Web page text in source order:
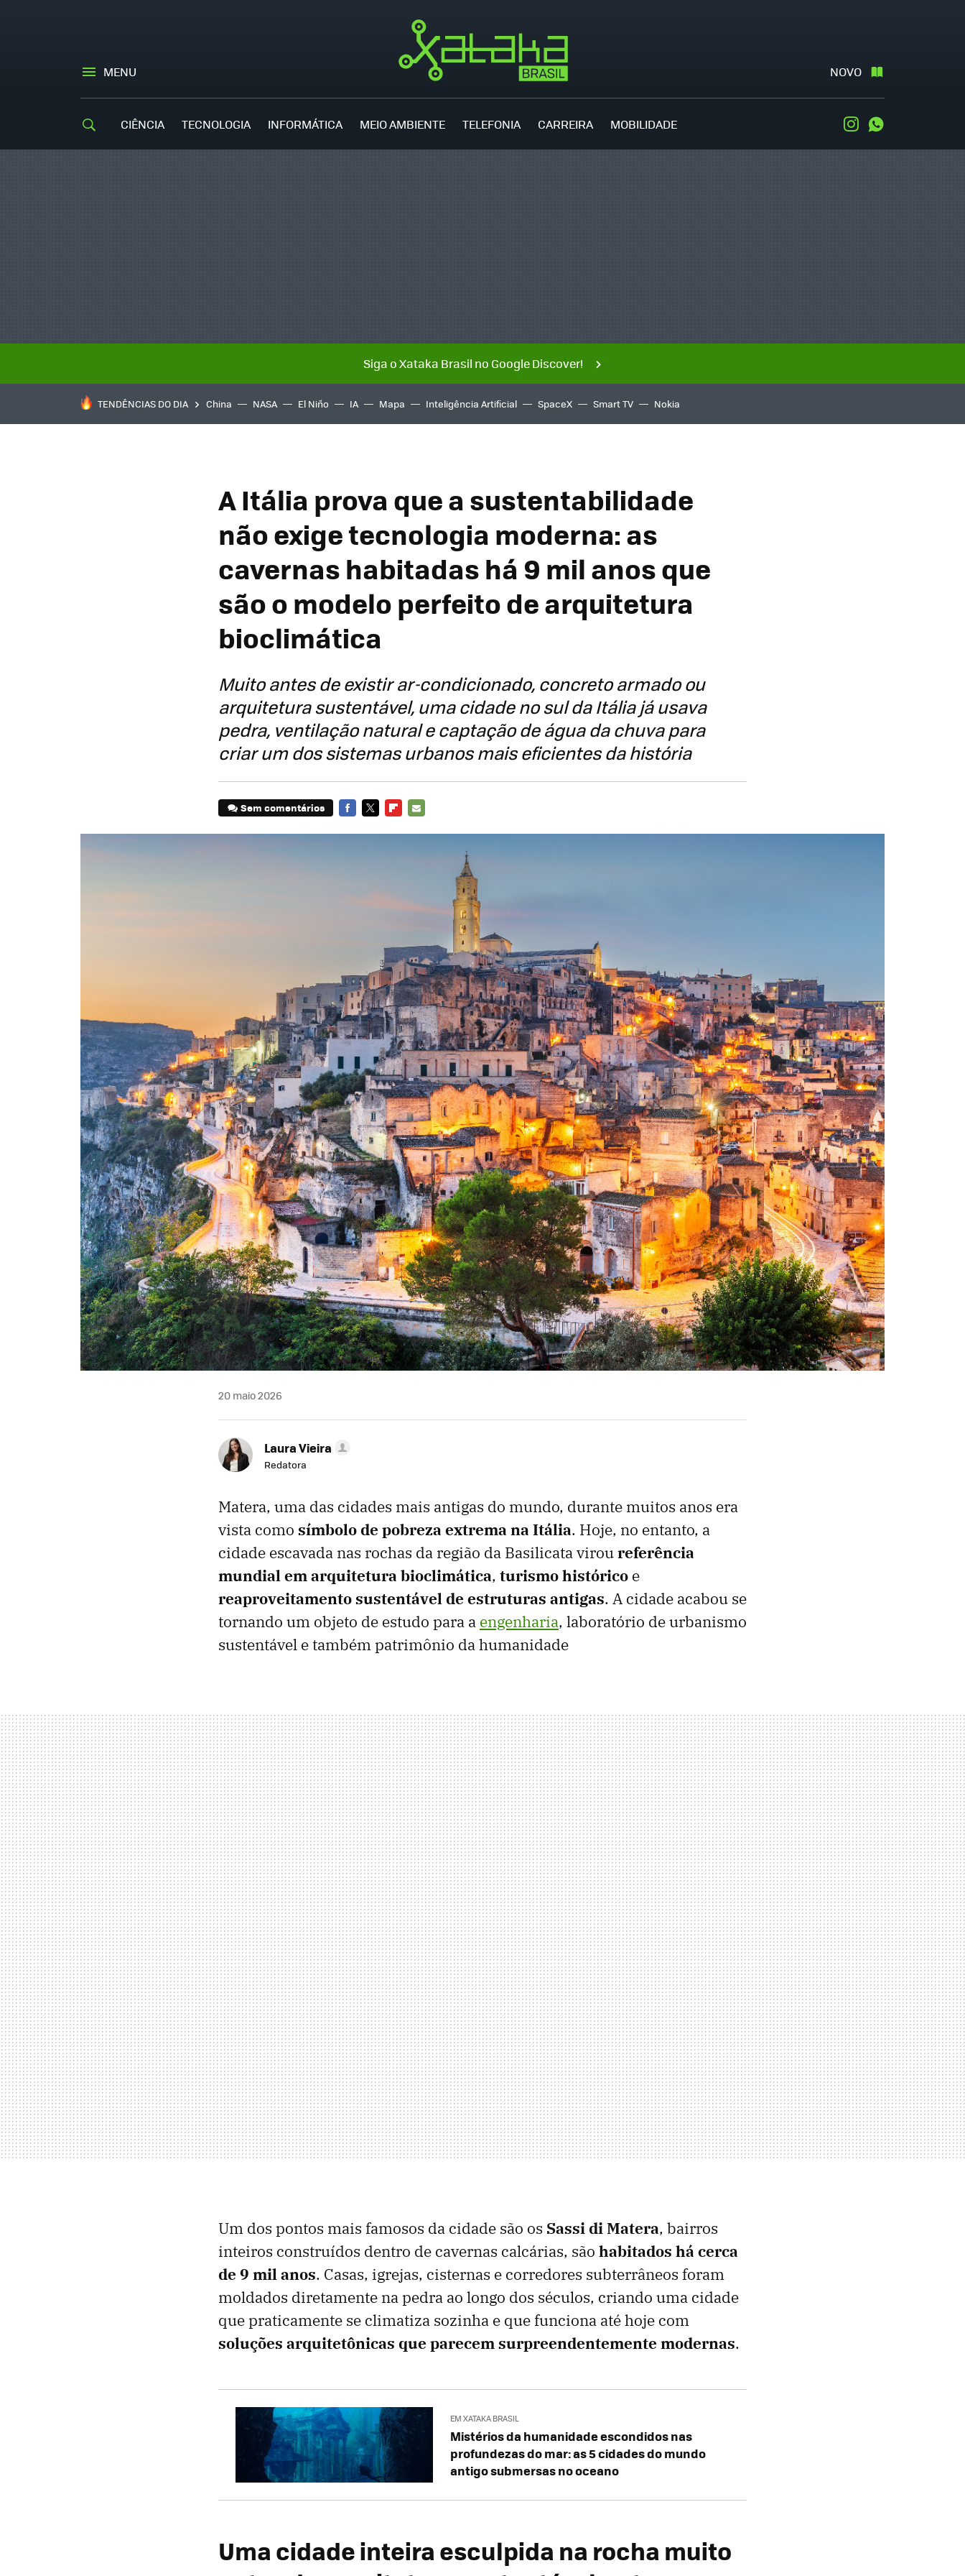
MENU NOVO
CIÊNCIA TECNOLOGIA INFORMÁTICA MEIO AMBIENTE TELEFONIA CARREIRA MOBILIDADE Instagram
Siga o Xataka Brasil no Google Discover!
TENDÊNCIAS DO DIA China NASA El Niño IA Mapa Inteligência Artificial SpaceX Smart TV Nokia
A Itália prova que a sustentabilidade
não exige tecnologia moderna: as
cavernas habitadas há 9 mil anos que
são o modelo perfeito de arquitetura
bioclimática
Muito antes de existir ar-condicionado, concreto armado ou
arquitetura sustentável, uma cidade no sul da Itália já usava
pedra, ventilação natural e captação de água da chuva para
criar um dos sistemas urbanos mais eficientes da história
Sem comentários
20 maio 2026
Laura Vieira
Redatora
Matera, uma das cidades mais antigas do mundo, durante muitos anos era
vista como símbolo de pobreza extrema na Itália. Hoje, no entanto, a
cidade escavada nas rochas da região da Basilicata viroureferência
mundial em arquitetura bioclimática, turismo histórico e
reaproveitamento sustentável de estruturas antigas. A cidade acabou se
tornando um objeto de estudo para a engenharia, laboratório de urbanismo
sustentável e também patrimônio da humanidade
Um dos pontos mais famosos da cidade são os Sassi di Matera, bairros
inteiros construídos dentro de cavernas calcárias, são habitados há cerca
de 9 mil anos. Casas, igrejas, cisternas e corredores subterrâneos foram
moldados diretamente na pedra ao longo dos séculos, criando uma cidade
que praticamente se climatiza sozinha e que funciona até hoje com
soluções arquitetônicas que parecem surpreendentemente modernas.
EM XATAKA BRASIL
Mistérios da humanidade escondidos nas
profundezas do mar: as 5 cidades do mundo
antigo submersas no oceano
Uma cidade inteira esculpida na rocha muito